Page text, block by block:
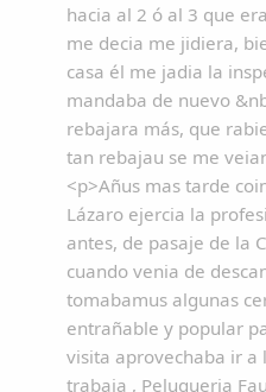
hacia al 2 ó al 3 que
me decia me jidiera,
casa él me jadia la
mandaba de nuevo
rebajara más, que
tan rebajau se me
<p>Añus mas tarde
Lázaro ejercia la
antes, de pasaje de la
cuando venia de
tomabamus algunas
entrañable y popular
visita aprovechaba ir a
trabaja , Peluqueria